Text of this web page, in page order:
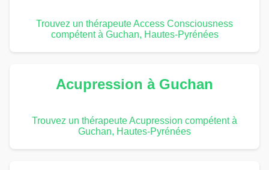
Trouvez un thérapeute Access Consciousness
compétent à Guchan, Hautes-Pyrénées
Acupression à Guchan
Trouvez un thérapeute Acupression compétent à
Guchan, Hautes-Pyrénées